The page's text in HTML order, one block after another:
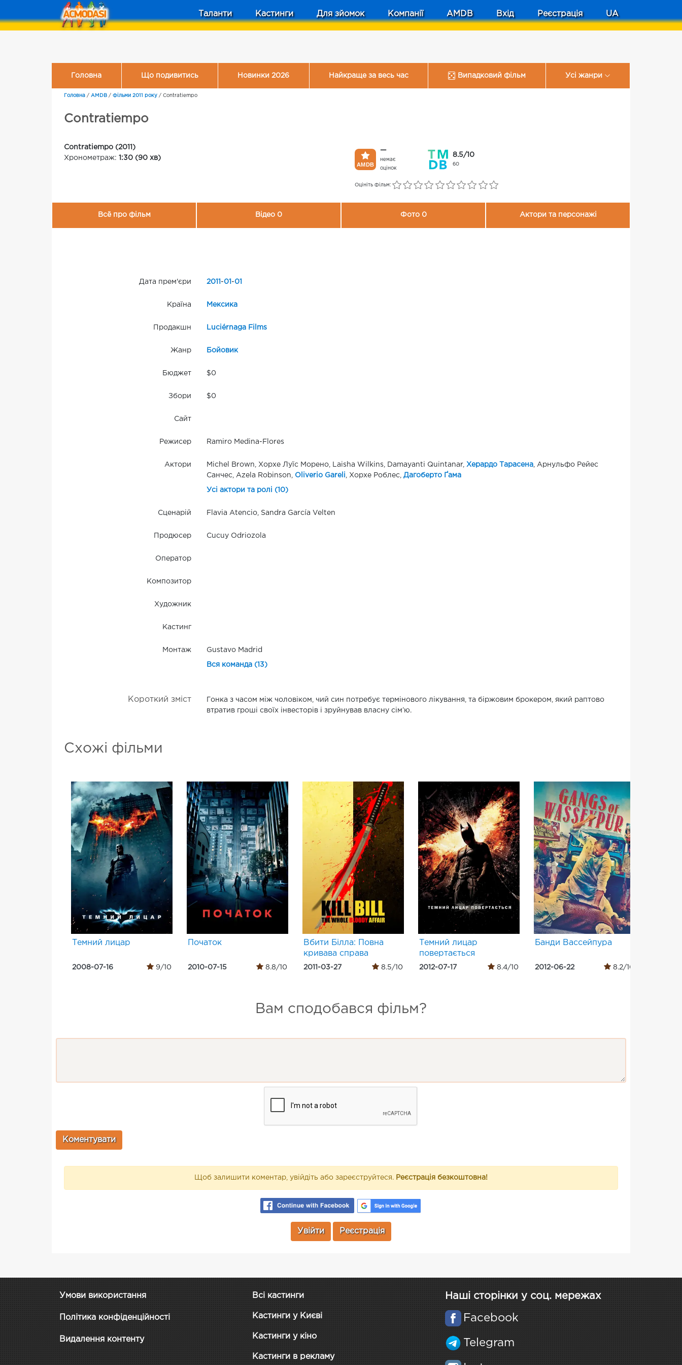
Таланти Кастинги Для зйомок Компанії AMDB Вхід Реєстрація UA
Головна Що подивитись Новинки 2026 Найкраще за весь час Випадковий фільм Усі жанри
Головна / AMDB / Фільми 2011 року / Contratiempo
Contratiempo
Contratiempo (2011)
Хронометраж: 1:30 (90 хв)
—
немає
оцінок
8.5/10
60
Оцініть фільм:
Всё про фільм Відео 0 Фото 0 Актори та персонажі
Дата прем'єри 2011 -01 -01
Країна Мексика
Продакшн Luciérnaga Films
Жанр Бойовик
Бюджет $0
Збори $0
Сайт
Режисер Ramiro Medina-Flores
Актори Michel Brown, Хорхе Луїс Морено, Laisha Wilkins, Damayanti Quintanar, Херардо Тарасена, Арнульфо Рейес
Санчес, Azela Robinson,
Oliverio Gareli , Хорхе Роблес, Дагоберто Ґама
Усі актори та ролі (10)
Сценарій Flavia Atencio, Sandra García Velten
Продюсер Cucuy Odriozola
Оператор
Композитор
Художник
Кастинг
Монтаж Gustavo Madrid
Вся команда (13)
Короткий зміст
Гонка з часом між чоловіком, чий син потребує термінового лікування, та біржовим брокером, який раптово
втратив гроші своїх інвесторів і зруйнував власну сім’ю.
Схожі фільми
Темний лицар
2008-07-16 9/10
Початок
2010-07-15 8.8/10
Вбити Білла: Повна
кривава справа
2011-03-27 8.5/10
Темний лицар
повертається
2012-07-17 8.4/10
Банди Вассейпура
2012-06-22 8.2/10
Вам сподобався фільм?
Щоб залишити коментар, увійдіть або зареєструйтеся. Реєстрація безкоштовна!
Увійти Реєстрація
Умови використання
Політика конфіденційності
Видалення контенту
Всі кастинги
Кастинги у Києві
Кастинги у кіно
Кастинги в рекламу
Наші сторінки у соц. мережах
Facebook
Telegram